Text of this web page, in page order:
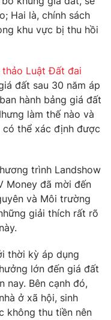
Hai là, chính sách
khu vực bị thu hồi
thảo Luật Đất đai
đất sau 30 năm áp
hành bảng giá đất
làm thế nào và
thể xác định được
trình Landshow
Money đã mời đến
và Môi trường
giải thích rất rõ
thời kỳ áp dụng
lớn đến giá đất
nay. Bên cạnh đó,
ở xã hội, sinh
không thu tiền nên